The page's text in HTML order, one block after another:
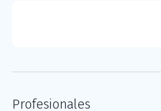
Profesionales